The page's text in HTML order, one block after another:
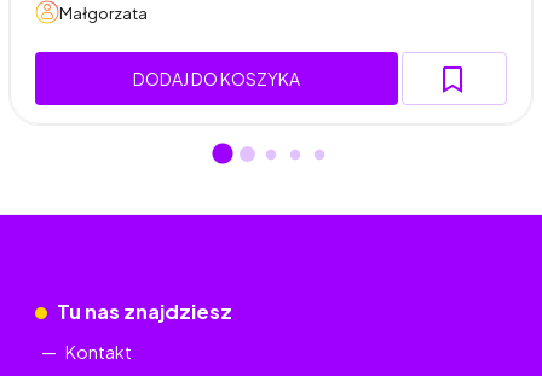
Małgorzata
DODAJ DO KOSZYKA
Tu nas znajdziesz
Kontakt